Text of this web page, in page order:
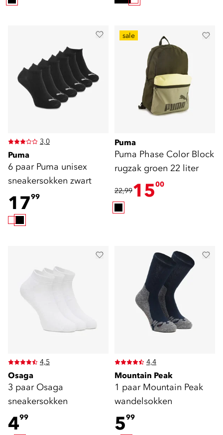
3,0
Puma
6 paar Puma unisex
sneakersokken zwart
1799
sale
Puma
Puma Phase Color Block
rugzak groen 22 liter
22,991500
4,5
Osaga
3 paar Osaga
sneakersokken
499
4,4
Mountain Peak
1 paar Mountain Peak
wandelsokken
599